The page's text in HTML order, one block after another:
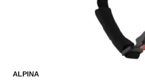
ALPINA